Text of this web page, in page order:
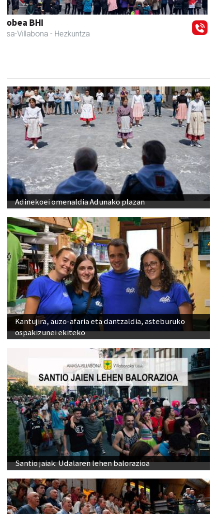
Iraola aholkularitza
Amasa-Villabona - Abokatuak
Previous Next
Adinekoei omenaldia Adunako plazan
Kantujira, auzo-afaria eta dantzaldia, asteburuko
ospakizunei ekiteko
Santio jaiak: Udalaren lehen balorazioa